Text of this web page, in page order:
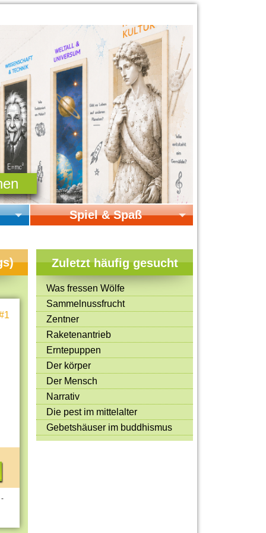
Spiel & Spaß
Online-Spiele
Mitmachen & Kreatives
Bücher & Filme
Quiz-Spiele
Spiele & Ideen
Jugendreporter
Rezeptideen
Game-Tests
Reisen, Events & Sport
E-Cards
-
Zuletzt häufig gesucht
Was fressen Wölfe
Sammelnussfrucht
Zentner
Raketenantrieb
Erntepuppen
Der körper
Der Mensch
Narrativ
Die pest im mittelalter
Gebetshäuser im buddhismus